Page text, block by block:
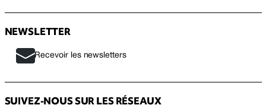
NEWSLETTER
Recevoir les newsletters
SUIVEZ-NOUS SUR LES RÉSEAUX